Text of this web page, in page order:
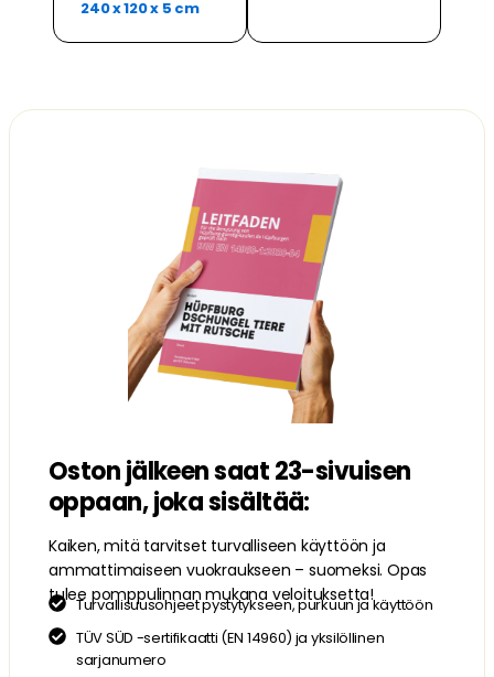
240 x 120 x 5 cm
Oston jälkeen saat 23-sivuisen
oppaan, joka sisältää:
Kaiken, mitä tarvitset turvalliseen käyttöön ja
ammattimaiseen vuokraukseen – suomeksi. Opas
tulee pomppulinnan mukana veloituksetta!
Turvallisuusohjeet pystytykseen, purkuun ja käyttöön
TÜV SÜD -sertifikaatti (EN 14960) ja yksilöllinen
sarjanumero